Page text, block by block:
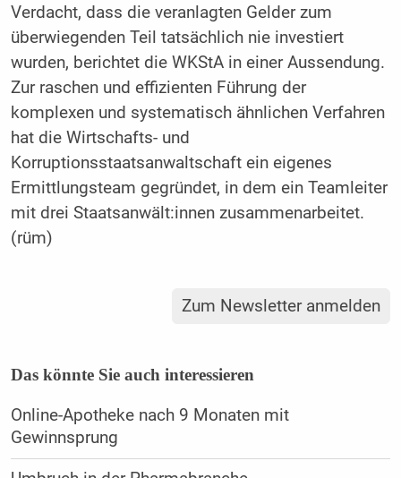
Verdacht, dass die veranlagten Gelder zum
überwiegenden Teil tatsächlich nie investiert
wurden, berichtet die WKStA in einer Aussendung.
Zur raschen und effizienten Führung der
komplexen und systematisch ähnlichen Verfahren
hat die Wirtschafts- und
Korruptionsstaatsanwaltschaft ein eigenes
Ermittlungsteam gegründet, in dem ein Teamleiter
mit drei Staatsanwält:innen zusammenarbeitet.
(rüm)
Zum Newsletter anmelden
Das könnte Sie auch interessieren
Online-Apotheke nach 9 Monaten mit
Gewinnsprung